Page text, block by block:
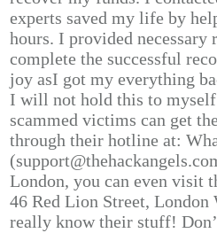
experts saved my life by
hours. I provided
complete the successful
joy asI got my everything
I will not hold this to
scammed victims can get
through their hotline at:
London, you can even visit
46 Red Lion Street, London
really know their stuff!